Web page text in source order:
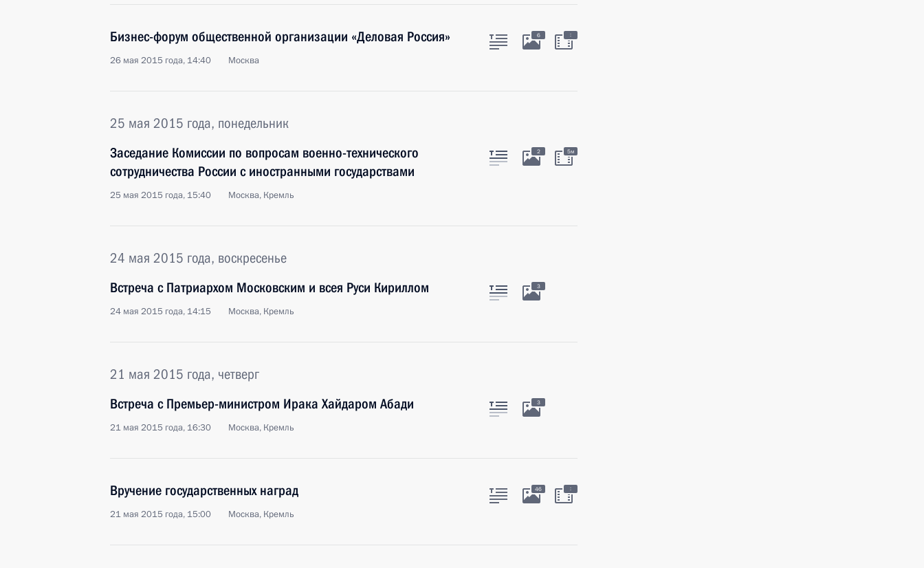
Бизнес-форум общественной организации «Деловая Россия»
26 мая 2015 года, 14:40 Москва
6 :
25 мая 2015 года, понедельник
Заседание Комиссии по вопросам военно-технического
сотрудничества России с иностранными государствами
25 мая 2015 года, 15:40 Москва, Кремль
2 5м
24 мая 2015 года, воскресенье
Встреча с Патриархом Московским и всея Руси Кириллом
24 мая 2015 года, 14:15 Москва, Кремль
3
21 мая 2015 года, четверг
Встреча с Премьер-министром Ирака Хайдаром Абади
21 мая 2015 года, 16:30 Москва, Кремль
3
Вручение государственных наград
21 мая 2015 года, 15:00 Москва, Кремль
46 :